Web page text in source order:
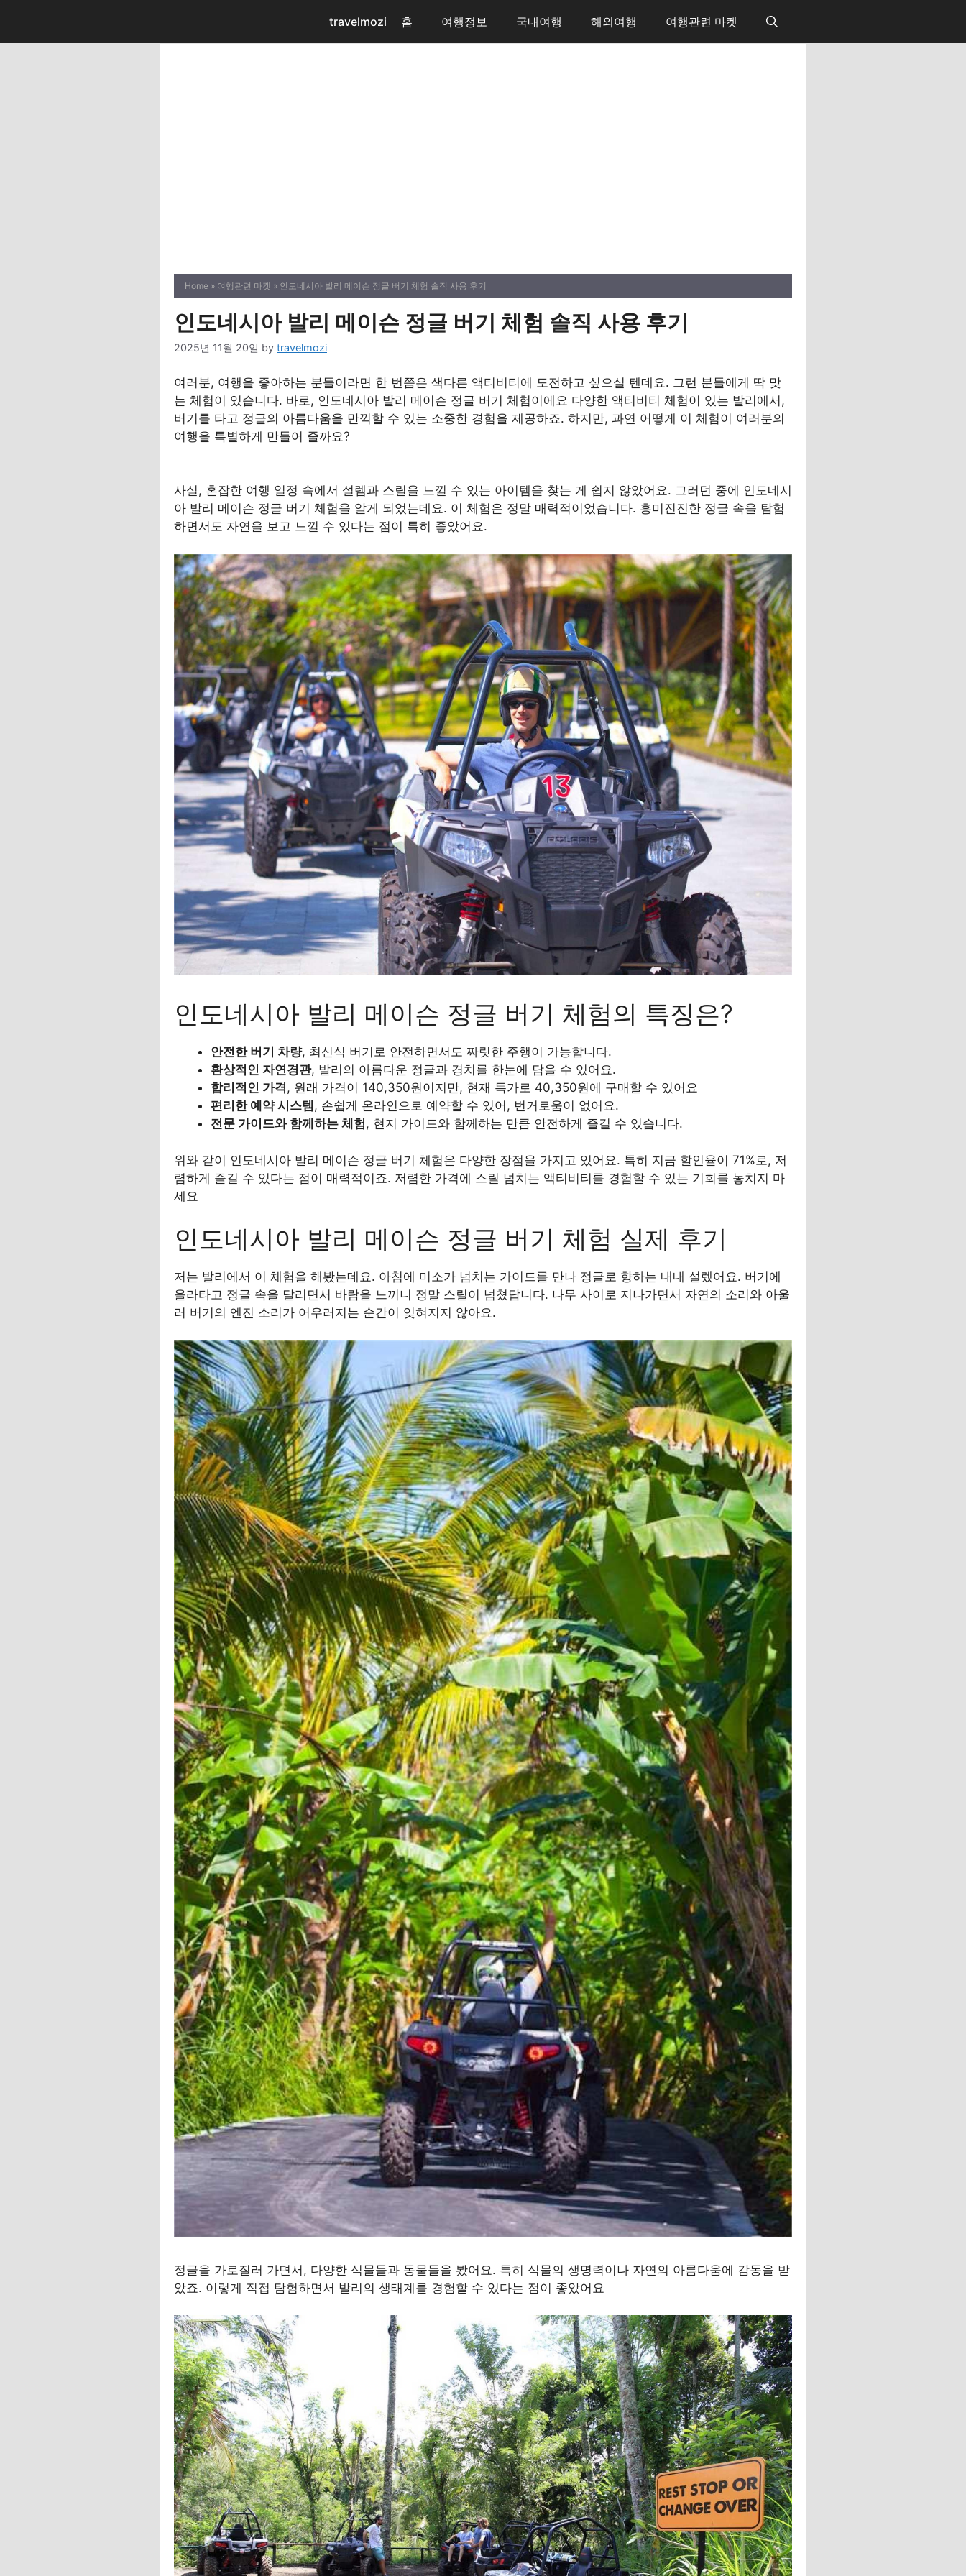
content
travelmozi 홈 여행정보 국내여행 해외여행 여행관련 마켓
Home » 여행관련 마켓 » 인도네시아 발리 메이슨 정글 버기 체험 솔직 사용 후기
인도네시아 발리 메이슨 정글 버기 체험 솔직 사용 후기
2025년 11월 20일 by travelmozi
여러분, 여행을 좋아하는 분들이라면 한 번쯤은 색다른 액티비티에 도전하고 싶으실 텐데요. 그런 분들에게 딱 맞
는 체험이 있습니다. 바로, 인도네시아 발리 메이슨 정글 버기 체험이에요 다양한 액티비티 체험이 있는 발리에서,
버기를 타고 정글의 아름다움을 만끽할 수 있는 소중한 경험을 제공하죠. 하지만, 과연 어떻게 이 체험이 여러분의
여행을 특별하게 만들어 줄까요?
사실, 혼잡한 여행 일정 속에서 설렘과 스릴을 느낄 수 있는 아이템을 찾는 게 쉽지 않았어요. 그러던 중에 인도네시
아 발리 메이슨 정글 버기 체험을 알게 되었는데요. 이 체험은 정말 매력적이었습니다. 흥미진진한 정글 속을 탐험
하면서도 자연을 보고 느낄 수 있다는 점이 특히 좋았어요.
인도네시아 발리 메이슨 정글 버기 체험의 특징은?
안전한 버기 차량, 최신식 버기로 안전하면서도 짜릿한 주행이 가능합니다.
환상적인 자연경관, 발리의 아름다운 정글과 경치를 한눈에 담을 수 있어요.
합리적인 가격, 원래 가격이 140,350원이지만, 현재 특가로 40,350원에 구매할 수 있어요
편리한 예약 시스템 , 손쉽게 온라인으로 예약할 수 있어, 번거로움이 없어요.
전문 가이드와 함께하는 체험, 현지 가이드와 함께하는 만큼 안전하게 즐길 수 있습니다.
위와 같이 인도네시아 발리 메이슨 정글 버기 체험은 다양한 장점을 가지고 있어요. 특히 지금 할인율이 71%로, 저
렴하게 즐길 수 있다는 점이 매력적이죠. 저렴한 가격에 스릴 넘치는 액티비티를 경험할 수 있는 기회를 놓치지 마
세요
인도네시아 발리 메이슨 정글 버기 체험 실제 후기
저는 발리에서 이 체험을 해봤는데요. 아침에 미소가 넘치는 가이드를 만나 정글로 향하는 내내 설렜어요. 버기에
올라타고 정글 속을 달리면서 바람을 느끼니 정말 스릴이 넘쳤답니다. 나무 사이로 지나가면서 자연의 소리와 아울
러 버기의 엔진 소리가 어우러지는 순간이 잊혀지지 않아요.
정글을 가로질러 가면서, 다양한 식물들과 동물들을 봤어요. 특히 식물의 생명력이나 자연의 아름다움에 감동을 받
았죠. 이렇게 직접 탐험하면서 발리의 생태계를 경험할 수 있다는 점이 좋았어요